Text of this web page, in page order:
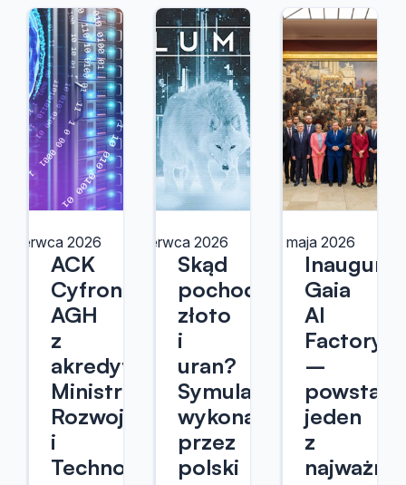
czerwca 2026
ACK
Cyfronet
AGH
z
akredytacją
Ministra
Rozwoju
i
Technologii
5 czerwca 2026
Skąd
pochodzi
złoto
i
uran?
Symulacje
wykonane
przez
polski
12 maja 2026
Gaia
AI
Factory
–
powstaje
jeden
z